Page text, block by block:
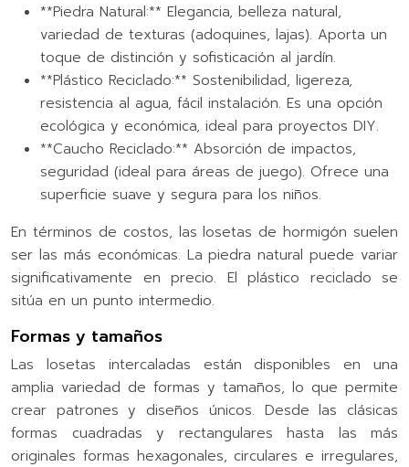
**Piedra Natural:** Elegancia, belleza natural,
variedad de texturas (adoquines, lajas). Aporta un
toque de distinción y sofisticación al jardín.
**Plástico Reciclado:** Sostenibilidad, ligereza,
resistencia al agua, fácil instalación. Es una opción
ecológica y económica, ideal para proyectos DIY.
**Caucho Reciclado:** Absorción de impactos,
seguridad (ideal para áreas de juego). Ofrece una
superficie suave y segura para los niños.
En términos de costos, las losetas de hormigón suelen
ser las más económicas. La piedra natural puede variar
significativamente en precio. El plástico reciclado se
sitúa en un punto intermedio.
Formas y tamaños
Las losetas intercaladas están disponibles en una
amplia variedad de formas y tamaños, lo que permite
crear patrones y diseños únicos. Desde las clásicas
formas cuadradas y rectangulares hasta las más
originales formas hexagonales, circulares e irregulares,